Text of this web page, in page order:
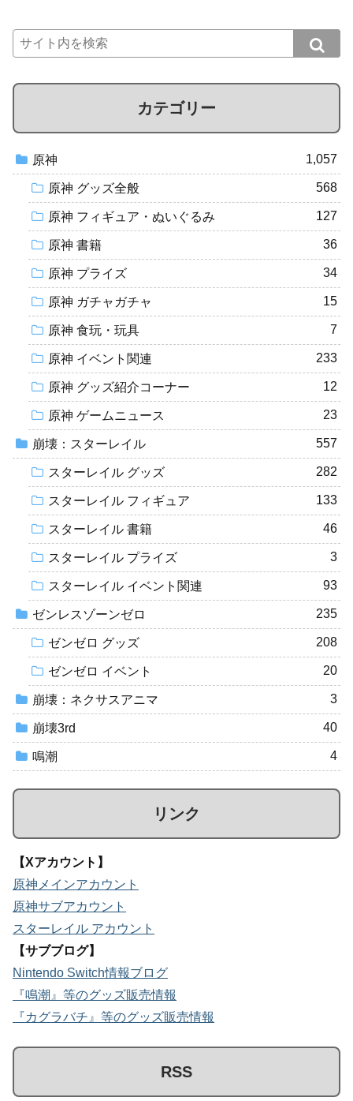
カテゴリー
原神 1,057
原神 グッズ全般 568
原神 フィギュア・ぬいぐるみ 127
原神 書籍 36
原神 プライズ 34
原神 ガチャガチャ 15
原神 食玩・玩具 7
原神 イベント関連 233
原神 グッズ紹介コーナー 12
原神 ゲームニュース 23
崩壊：スターレイル 557
スターレイル グッズ 282
スターレイル フィギュア 133
スターレイル 書籍 46
スターレイル プライズ 3
スターレイル イベント関連 93
ゼンレスゾーンゼロ 235
ゼンゼロ グッズ 208
ゼンゼロ イベント 20
崩壊：ネクサスアニマ 3
崩壊3rd 40
鳴潮 4
リンク
【Xアカウント】
原神メインアカウント
原神サブアカウント
スターレイル アカウント
【サブブログ】
Nintendo Switch情報ブログ
『鳴潮』等のグッズ販売情報
『カグラバチ』等のグッズ販売情報
RSS